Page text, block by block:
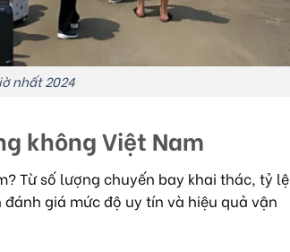
nhất 2024
không Việt Nam
Từ số lượng chuyến bay khai thác, tỷ lệ
giá mức độ uy tín và hiệu quả vận